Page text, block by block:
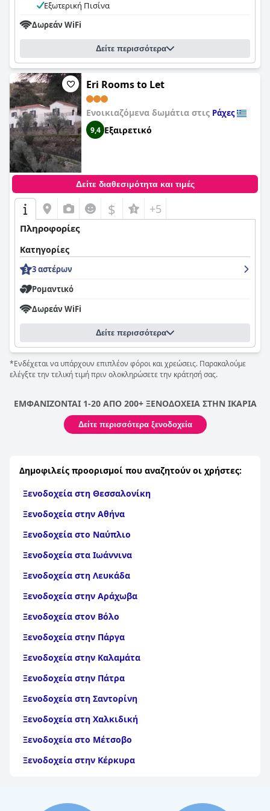
Εξωτερική Πισίνα
Δωρεάν WiFi
Δείτε περισσότερα
Eri Rooms to Let
Ενοικιαζόμενα δωμάτια στις Ράχες
9,4 Εξαιρετικό
Δείτε διαθεσιμότητα και τιμές
$ +5
Πληροφορίες
Κατηγορίες
3 αστέρων
Ρομαντικό
Δωρεάν WiFi
Δείτε περισσότερα
*Ενδέχεται να υπάρχουν επιπλέον φόροι και χρεώσεις. Παρακαλούμε
ελέγξτε την τελική τιμή πριν ολοκληρώσετε την κράτησή σας.
ΕΜΦΑΝΙΖΟΝΤΑΙ 1-20 ΑΠΟ 200+ ΞΕΝΟΔΟΧΕΙΑ ΣΤΗΝ ΙΚΑΡΙΑ
Δείτε περισσότερα ξενοδοχεία
Δημοφιλείς προορισμοί που αναζητούν οι χρήστες:
Ξενοδοχεία στη Θεσσαλονίκη
Ξενοδοχεία στην Αθήνα
Ξενοδοχεία στο Ναύπλιο
Ξενοδοχεία στα Ιωάννινα
Ξενοδοχεία στη Λευκάδα
Ξενοδοχεία στην Αράχωβα
Ξενοδοχεία στον Βόλο
Ξενοδοχεία στην Πάργα
Ξενοδοχεία στην Καλαμάτα
Ξενοδοχεία στην Πάτρα
Ξενοδοχεία στη Σαντορίνη
Ξενοδοχεία στη Χαλκιδική
Ξενοδοχεία στο Μέτσοβο
Ξενοδοχεία στην Κέρκυρα
Ξενοδοχεία στην Αίγινα